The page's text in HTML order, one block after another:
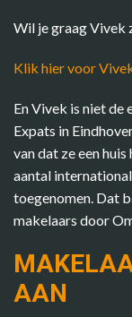
Wil je graag Vivek
Klik hier voor
En Vivek is niet
Expats in
van dat ze een
aantal
toegenomen. Dat
makelaars door
AAN